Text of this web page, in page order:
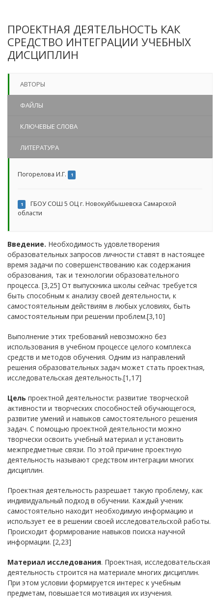
ПРОЕКТНАЯ ДЕЯТЕЛЬНОСТЬ КАК
СРЕДСТВО ИНТЕГРАЦИИ УЧЕБНЫХ
ДИСЦИПЛИН
АВТОРЫ
ФАЙЛЫ
КЛЮЧЕВЫЕ СЛОВА
ЛИТЕРАТУРА
Погорелова И.Г. 1
1
ГБОУ СОШ 5 ОЦ г. Новокуйбышевска Самарской
области
Введение. Необходимость удовлетворения
образовательных запросов личности ставят в настоящее
время задачи по совершенствованию как содержания
образования, так и технологии образовательного
процесса. [3,25] От выпускника школы сейчас требуется
быть способным к анализу своей деятельности, к
самостоятельным действиям в любых условиях, быть
самостоятельным при решении проблем.[3,10]
Выполнение этих требований невозможно без
использования в учебном процессе целого комплекса
средств и методов обучения. Одним из направлений
решения образовательных задач может стать проектная,
исследовательская деятельность.[1,17]
Цель проектной деятельности: развитие творческой
активности и творческих способностей обучающегося,
развитие умений и навыков самостоятельного решения
задач. С помощью проектной деятельности можно
творчески освоить учебный материал и установить
межпредметные связи. По этой причине проектную
деятельность называют средством интеграции многих
дисциплин.
Проектная деятельность разрешает такую проблему, как
индивидуальный подход в обучении. Каждый ученик
самостоятельно находит необходимую информацию и
использует ее в решении своей исследовательской работы.
Происходит формирование навыков поиска научной
информации. [2,23]
Материал исследования. Проектная, исследовательская
деятельность строится на материале многих дисциплин.
При этом условии формируется интерес к учебным
предметам, повышается мотивация их изучения.